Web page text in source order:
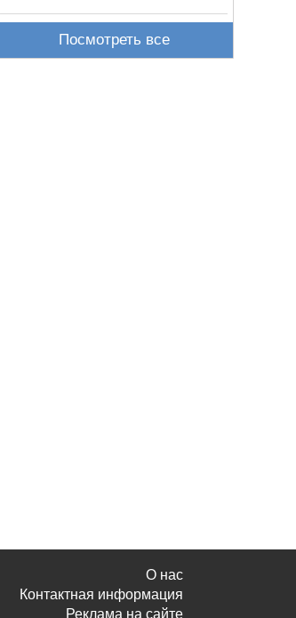
Посмотреть все
О нас
Контактная информация
Реклама на сайте